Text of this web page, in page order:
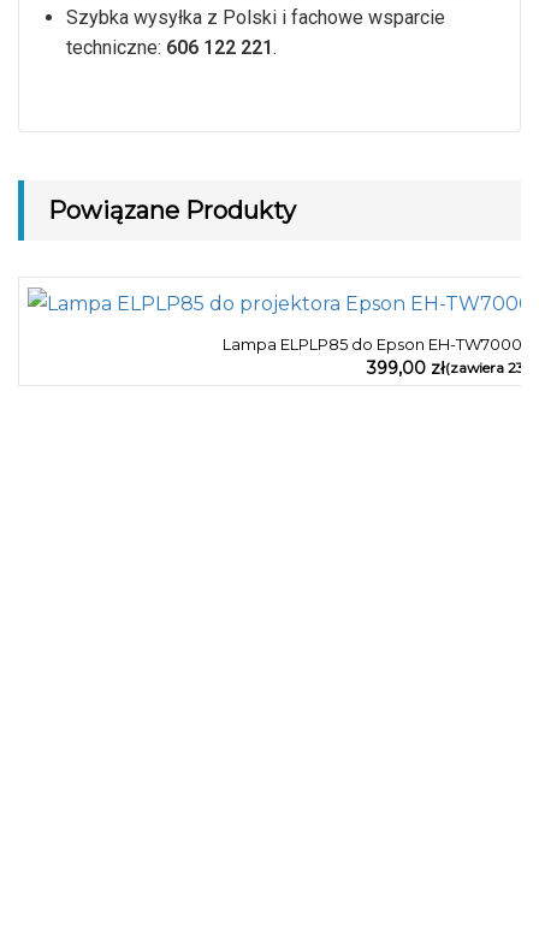
Szybka wysyłka z Polski i fachowe wsparcie
techniczne: 606 122 221.
Powiązane Produkty
Lampa ELPLP85 do Epson EH-TW7000,
399,00 zł(zawiera 23%